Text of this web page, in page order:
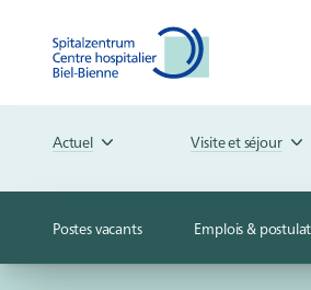
Actuel Visite et séjour
Postes vacants Emplois &